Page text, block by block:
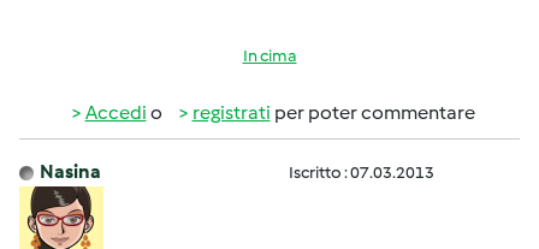
In cima
Accedi o registrati per poter commentare
Nasina Iscritto : 07.03.2013